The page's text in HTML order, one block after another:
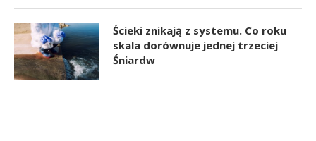
Ścieki znikają z systemu. Co roku
skala dorównuje jednej trzeciej
Śniardw